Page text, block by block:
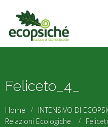
Feliceto_4_
Home
INTENSIVO DI
Relazioni Ecologiche